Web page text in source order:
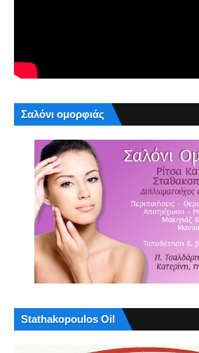
Σαλόνι ομορφιάς
Stathakopoulos Oil